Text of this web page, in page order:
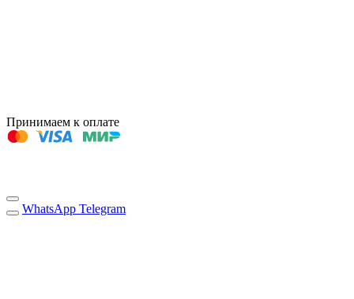
Принимаем к оплате
WhatsApp Telegram